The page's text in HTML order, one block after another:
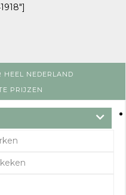
HEEL NEDERLAND
PRIJZEN